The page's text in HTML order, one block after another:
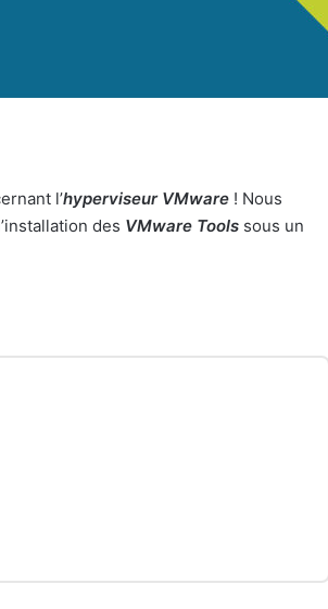
l’hyperviseur VMware ! Nous
des VMware Tools sous un